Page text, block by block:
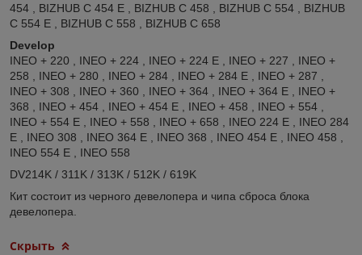
454 , BIZHUB C 454 E , BIZHUB C 458 , BIZHUB C 554 , BIZHUB
C 554 E , BIZHUB C 558 , BIZHUB C 658
Develop
INEO + 220 , INEO + 224 , INEO + 224 E , INEO + 227 , INEO +
258 , INEO + 280 , INEO + 284 , INEO + 284 E , INEO + 287 ,
INEO + 308 , INEO + 360 , INEO + 364 , INEO + 364 E , INEO +
368 , INEO + 454 , INEO + 454 E , INEO + 458 , INEO + 554 ,
INEO + 554 E , INEO + 558 , INEO + 658 , INEO 224 E , INEO 284
E , INEO 308 , INEO 364 E , INEO 368 , INEO 454 E , INEO 458 ,
INEO 554 E , INEO 558
DV214K / 311K / 313K / 512K / 619K
Кит состоит из черного девелопера и чипа сброса блока
девелопера.
Скрыть